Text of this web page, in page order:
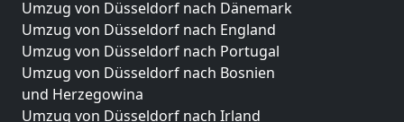
Umzug von Düsseldorf nach Dänemark
Umzug von Düsseldorf nach England
Umzug von Düsseldorf nach Portugal
Umzug von Düsseldorf nach Bosnien
und Herzegowina
Umzug von Düsseldorf nach Irland